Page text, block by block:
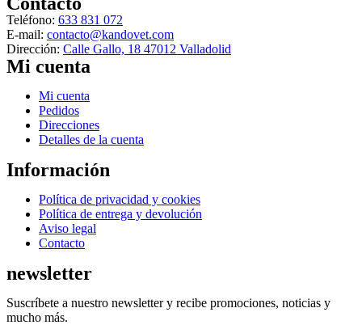
Teléfono: 633 831 072
E-mail: contacto@kandovet.com
Dirección: Calle Gallo, 18 47012 Valladolid
Mi cuenta
Menú
Mi cuenta
Pedidos
Direcciones
Detalles de la cuenta
Información
Menú
Política de privacidad y cookies
Política de entrega y devolución
Aviso legal
Contacto
newsletter
Suscríbete a nuestro newsletter y recibe promociones, noticias y
mucho más.